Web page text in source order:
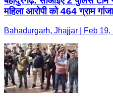
महिला आरोपी को 464 ग्राम
Bahadurgarh, Jhajjar | Feb 19,